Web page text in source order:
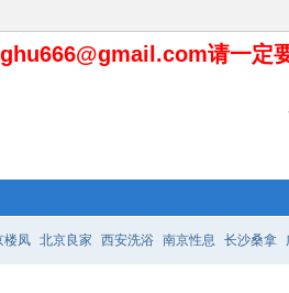
请一定
楼凤 北京良家 西安洗浴 南京性息 长沙桑拿